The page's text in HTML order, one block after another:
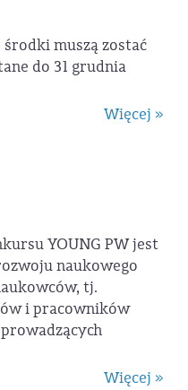
środki muszą zostać
do 31 grudnia
Więcej »
YOUNG PW jest
naukowego
tj.
i pracowników
Więcej »